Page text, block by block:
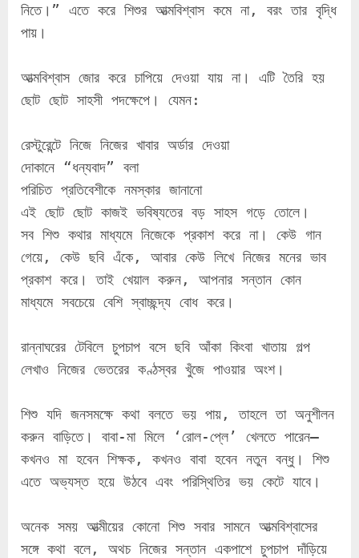
নিতে।” এতে করে শিশুর আত্মবিশ্বাস কমে না, বরং তার বৃদ্ধি
পায়।
আত্মবিশ্বাস জোর করে চাপিয়ে দেওয়া যায় না। এটি তৈরি হয়
ছোট ছোট সাহসী পদক্ষেপে। যেমন:
রেস্টুরেন্টে নিজে নিজের খাবার অর্ডার দেওয়া
দোকানে “ধন্যবাদ” বলা
পরিচিত প্রতিবেশীকে নমস্কার জানানো
এই ছোট ছোট কাজই ভবিষ্যতের বড় সাহস গড়ে তোলে।
সব শিশু কথার মাধ্যমে নিজেকে প্রকাশ করে না। কেউ গান
গেয়ে, কেউ ছবি এঁকে, আবার কেউ লিখে নিজের মনের ভাব
প্রকাশ করে। তাই খেয়াল করুন, আপনার সন্তান কোন
মাধ্যমে সবচেয়ে বেশি স্বাচ্ছন্দ্য বোধ করে।
রান্নাঘরের টেবিলে চুপচাপ বসে ছবি আঁকা কিংবা খাতায় গল্প
লেখাও নিজের ভেতরের কণ্ঠস্বর খুঁজে পাওয়ার অংশ।
শিশু যদি জনসমক্ষে কথা বলতে ভয় পায়, তাহলে তা অনুশীলন
করুন বাড়িতে। বাবা-মা মিলে ‘রোল-প্লে’ খেলতে পারেন—
কখনও মা হবেন শিক্ষক, কখনও বাবা হবেন নতুন বন্ধু। শিশু
এতে অভ্যস্ত হয়ে উঠবে এবং পরিস্থিতির ভয় কেটে যাবে।
অনেক সময় আত্মীয়ের কোনো শিশু সবার সামনে আত্মবিশ্বাসের
সঙ্গে কথা বলে, অথচ নিজের সন্তান একপাশে চুপচাপ দাঁড়িয়ে